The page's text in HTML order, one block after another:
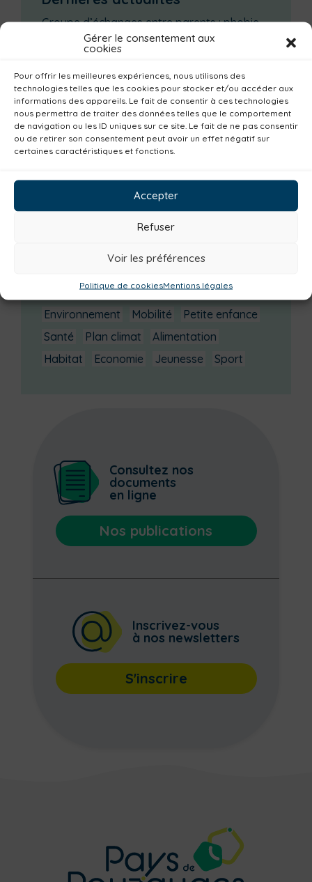
Gérer le consentement aux
cookies
Pour offrir les meilleures expériences, nous utilisons des
technologies telles que les cookies pour stocker et/ou accéder aux
informations des appareils. Le fait de consentir à ces technologies
nous permettra de traiter des données telles que le comportement
de navigation ou les ID uniques sur ce site. Le fait de ne pas consentir
ou de retirer son consentement peut avoir un effet négatif sur
certaines caractéristiques et fonctions.
Accepter
Refuser
Voir les préférences
Politique de cookiesMentions légales
Groupe d’échanges entre parents : phobie
Ateliers sur la périnatalité
La saison culturelle 2026-2027 est lancée !
Changements d’horaires activités jeunes
Enquête publique
Catégories actualités / agenda
Emploi Communes
Consommer local
Urbanisme
Magazine
Solidarité
Tourisme
Centre aquatique
Environnement
Mobilité
Petite enfance
Santé
Plan climat
Alimentation
Habitat
Economie Jeunesse Sport
Consultez nos
documents
en ligne
Nos publications
Inscrivez-vous
à nos newsletters
S'inscrire